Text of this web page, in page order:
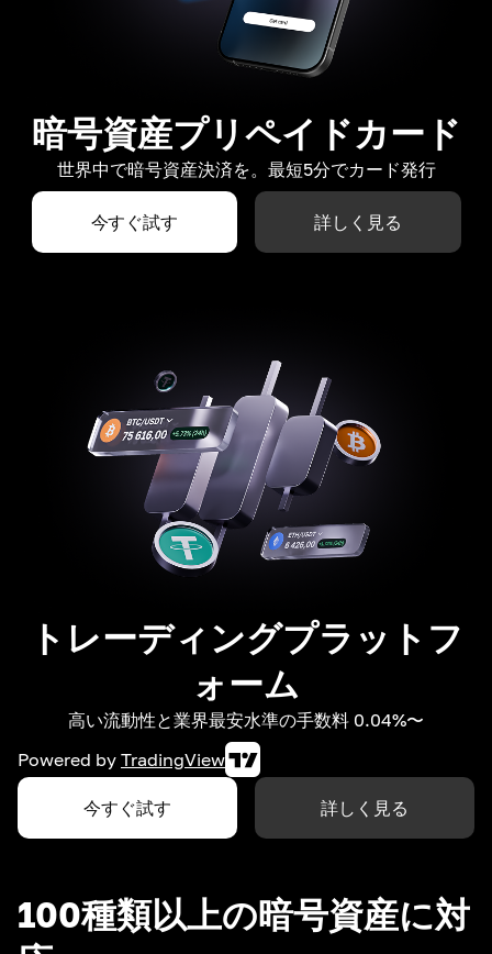
暗号資産プリペイドカード
世界中で暗号資産決済を。最短5分でカード発行
今すぐ試す 詳しく見る
トレーディングプラットフ
ォーム
高い流動性と業界最安水準の手数料 0.04%〜
Powered by TradingView
今すぐ試す 詳しく見る
100種類以上の暗号資産に対